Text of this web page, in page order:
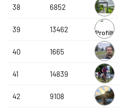
38 6852
39 13462
40 1665
41 14839
42 9108